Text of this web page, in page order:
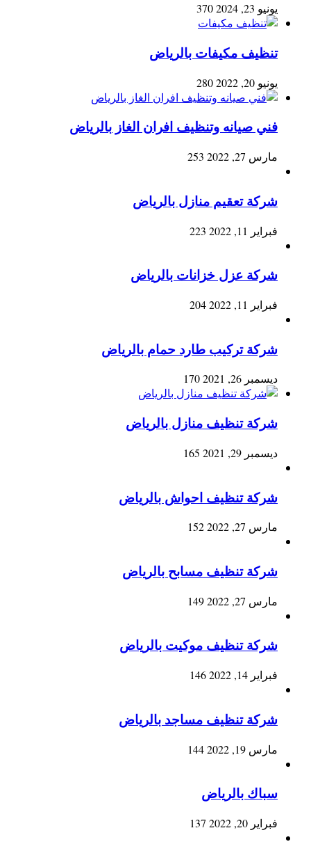
يونيو 23, 2024 370
تنظيف مكيفات بالرياض
يونيو 20, 2022 280
فني صيانه وتنظيف افران الغاز بالرياض
مارس 27, 2022 253
شركة تعقيم منازل بالرياض
فبراير 11, 2022 223
شركة عزل خزانات بالرياض
فبراير 11, 2022 204
شركة تركيب طارد حمام بالرياض
ديسمبر 26, 2021 170
شركة تنظيف منازل بالرياض
ديسمبر 29, 2021 165
شركة تنظيف احواش بالرياض
مارس 27, 2022 152
شركة تنظيف مسابح بالرياض
مارس 27, 2022 149
شركة تنظيف موكيت بالرياض
فبراير 14, 2022 146
شركة تنظيف مساجد بالرياض
مارس 19, 2022 144
سباك بالرياض
فبراير 20, 2022 137